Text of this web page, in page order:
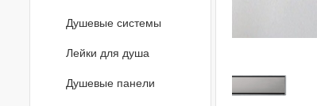
Душевые системы
Лейки для душа
Душевые панели